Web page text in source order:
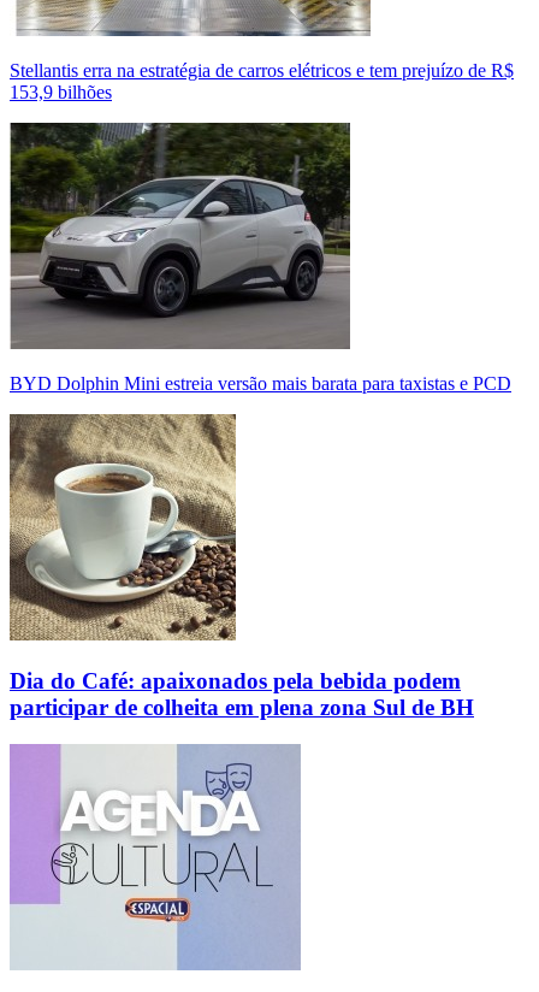
Stellantis erra na estratégia de carros elétricos e tem prejuízo de R$
153,9 bilhões
BYD Dolphin Mini estreia versão mais barata para taxistas e PCD
Dia do Café: apaixonados pela bebida podem
participar de colheita em plena zona Sul de BH